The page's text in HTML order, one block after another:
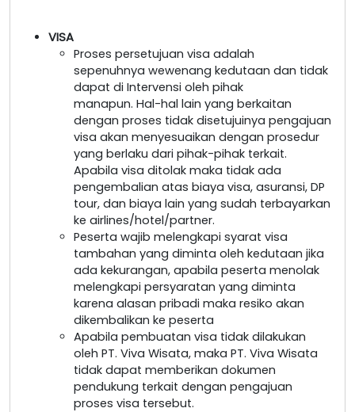
VISA
Proses persetujuan visa adalah
sepenuhnya wewenang kedutaan dan tidak
dapat di Intervensi oleh pihak
manapun. Hal-hal lain yang berkaitan
dengan proses tidak disetujuinya pengajuan
visa akan menyesuaikan dengan prosedur
yang berlaku dari pihak-pihak terkait.
Apabila visa ditolak maka tidak ada
pengembalian atas biaya visa, asuransi, DP
tour, dan biaya lain yang sudah terbayarkan
ke airlines/hotel/partner.
Peserta wajib melengkapi syarat visa
tambahan yang diminta oleh kedutaan jika
ada kekurangan, apabila peserta menolak
melengkapi persyaratan yang diminta
karena alasan pribadi maka resiko akan
dikembalikan ke peserta
Apabila pembuatan visa tidak dilakukan
oleh PT. Viva Wisata, maka PT. Viva Wisata
tidak dapat memberikan dokumen
pendukung terkait dengan pengajuan
proses visa tersebut.